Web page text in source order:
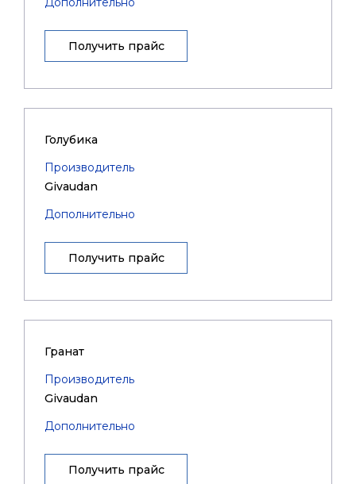
Получить прайс
Голубика
Производитель
Givaudan
Дополнительно
Получить прайс
Гранат
Производитель
Givaudan
Дополнительно
Получить прайс